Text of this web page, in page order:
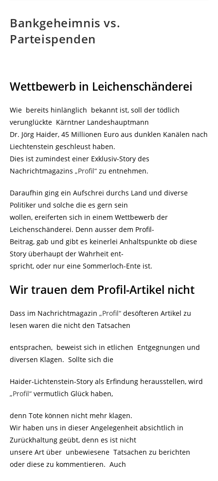
Bankgeheimnis vs.
Parteispenden
Wettbewerb in Leichenschänderei
Wie bereits hinlänglich bekannt ist, soll der tödlich
verunglückte Kärntner Landeshauptmann
Dr. Jörg Haider, 45 Millionen Euro aus dunklen Kanälen nach
Liechtenstein geschleust haben.
Dies ist zumindest einer Exklusiv-Story des
Nachrichtmagazins „Profil“ zu entnehmen.
Daraufhin ging ein Aufschrei durchs Land und diverse
Politiker und solche die es gern sein
wollen, ereiferten sich in einem Wettbewerb der
Leichenschänderei. Denn ausser dem Profil-
Beitrag, gab und gibt es keinerlei Anhaltspunkte ob diese
Story überhaupt der Wahrheit ent-
spricht, oder nur eine Sommerloch-Ente ist.
Wir trauen dem Profil-Artikel nicht
Dass im Nachrichtmagazin „Profil“ desöfteren Artikel zu
lesen waren die nicht den Tatsachen
entsprachen, beweist sich in etlichen Entgegnungen und
diversen Klagen. Sollte sich die
Haider-Lichtenstein-Story als Erfindung herausstellen, wird
„Profil“ vermutlich Glück haben,
denn Tote können nicht mehr klagen.
Wir haben uns in dieser Angelegenheit absichtlich in
Zurückhaltung geübt, denn es ist nicht
unsere Art über unbewiesene Tatsachen zu berichten
oder diese zu kommentieren. Auch